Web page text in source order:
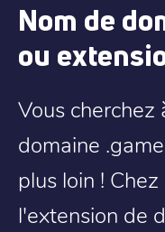
Nom de
ou
Vous cherchez
domaine
plus loin !
l'extension de